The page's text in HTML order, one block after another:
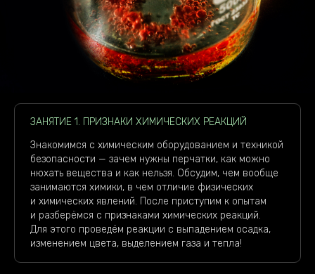
ЗАНЯТИЕ 1. ПРИЗНАКИ ХИМИЧЕСКИХ РЕАКЦИЙ
Знакомимся с химическим оборудованием и техникой
безопасности — зачем нужны перчатки, как можно
нюхать вещества и как нельзя. Обсудим, чем вообще
занимаются химики, в чем отличие физических
и химических явлений. После приступим к опытам
и разберёмся с признаками химических реакций.
Для этого проведём реакции с выпадением осадка,
изменением цвета, выделением газа и тепла!